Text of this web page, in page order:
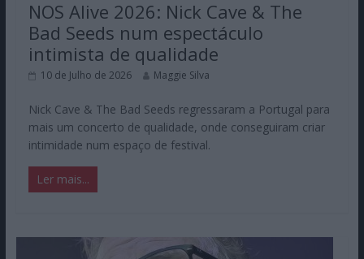
NOS Alive 2026: Nick Cave & The
Bad Seeds num espectáculo
intimista de qualidade
10 de Julho de 2026 Maggie Silva
Nick Cave & The Bad Seeds regressaram a Portugal para
mais um concerto de qualidade, onde conseguiram criar
intimidade num espaço de festival.
Ler mais...